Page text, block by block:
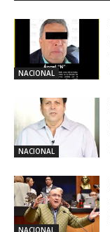
NACIONAL
NACIONAL
NACIONAL